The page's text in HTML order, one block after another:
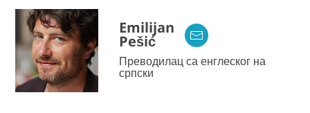
Emilijan
Pešić
Преводилац са енглеског на
српски